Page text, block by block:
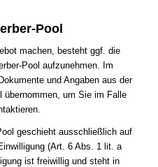
Pool
machen, besteht ggf. die
Pool aufzunehmen. Im
und Angaben aus der
übernommen, um Sie im Falle
geschieht ausschließlich auf
(Art. 6 Abs. 1 lit. a
ist freiwillig und steht in